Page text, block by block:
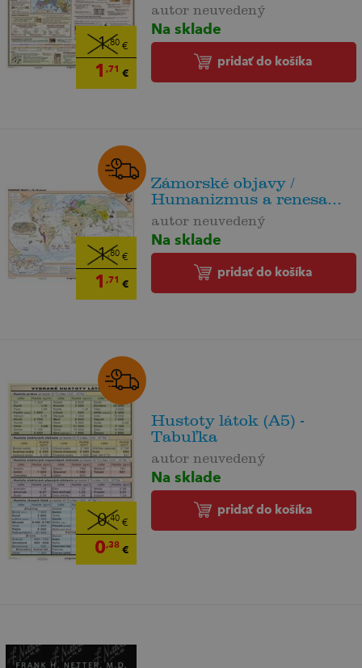
1,80€
1 ,71 €
autor neuvedený
Na sklade
pridať do košíka
1,80€
1 ,71 €
Zámorské objavy /
Humanizmus a renesa...
autor neuvedený
Na sklade
pridať do košíka
0,40€
0,38€
Hustoty látok (A5) -
Tabuľka
autor neuvedený
Na sklade
pridať do košíka